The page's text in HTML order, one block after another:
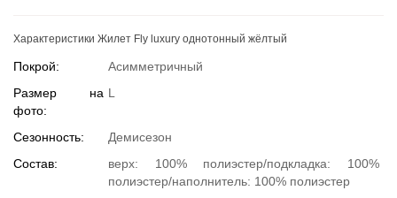
Характеристики Жилет Fly luxury однотонный жёлтый
Покрой:
Асимметричный
Размер на
фото:
L
Сезонность:
Демисезон
Состав:
верх: 100% полиэстер/подкладка: 100%
полиэстер/наполнитель: 100% полиэстер